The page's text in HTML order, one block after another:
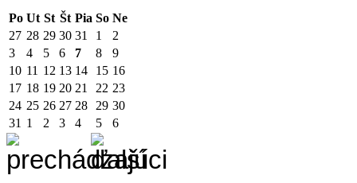
Po Ut St Št Pia So Ne
27 28 29 30 31 1
2
3
4 5 6 7 8
9
10 11 12 13 14 15 16
17 18 19 20 21 22 23
24 25 26 27 28 29 30
31 1 2 3 4 5 6